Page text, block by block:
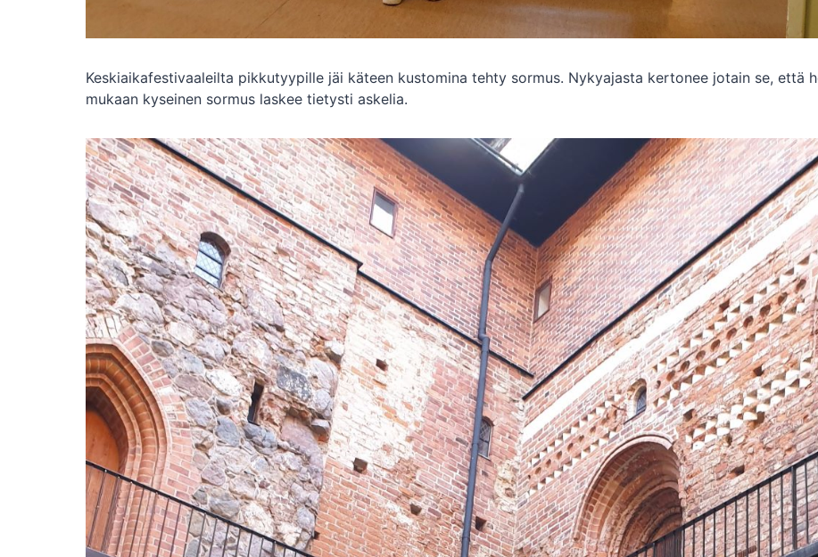
Keskiaikafestivaaleilta pikkutyypille jäi käteen kustomina tehty sormus. Nykyajasta kertonee jotain se, että
mukaan kyseinen sormus laskee tietysti askelia.